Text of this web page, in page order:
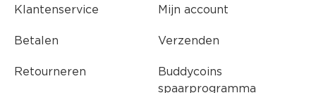
Klantenservice Mijn account
Betalen Verzenden
Retourneren
Buddycoins
spaarprogramma